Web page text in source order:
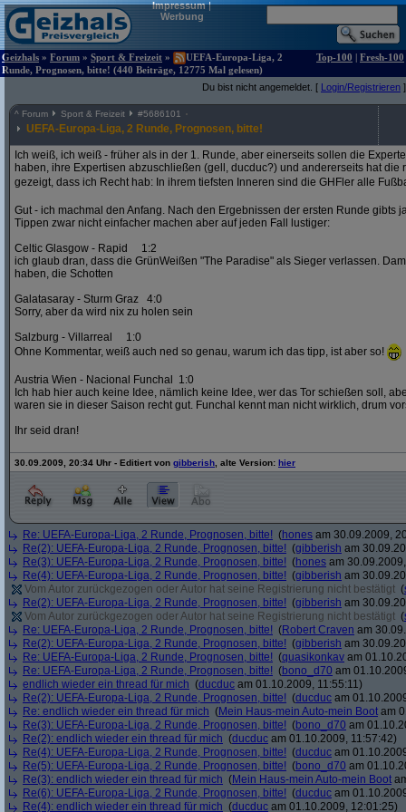
Impressum|
Werbung
Geizhals » Forum » Sport & Freizeit »
UEFA-Europa-Liga, 2
Runde, Prognosen, bitte! (440 Beiträge, 12775 Mal gelesen)
Top-100 | Fresh-100
Du bist nicht angemeldet. [ Login/Registrieren ]
^ Forum Sport & Freizeit #5686101
UEFA-Europa-Liga, 2 Runde, Prognosen, bitte!
Ich weiß, ich weiß - früher als in der 1. Runde, aber einerseits sollen die
haben, ihre Expertisen abzuschließen (gell, ducduc?) und andererseits hat die
gezeigt, dass ich Recht hab: In ihrem tiefsten Inneren sind die GHFler alle
Gut - ich machmal den Anfang. Nach den Ergebnissen der ersten Runde gibts
Tippen zwar nicht einfacher machen aber auf jeden Fall lustiger:
Celtic Glasgow - Rapid 1:2
ich glaub dran, dass die GrünWeißen "The Paradise" als Sieger verlassen.
haben, die Schotten
Galatasaray - Sturm Graz 4:0
Sorry, aber da wird nix zu holen sein
Salzburg - Villarreal 1:0
Ohne Kommentar, weiß auch ned so genau, warum ich das tipp, ist aber so!
Austria Wien - Nacional Funchal 1:0
Ich hab hier auch keine Idee, nämlich keine Idee, wer das Tor schießen soll,
waren sie in dieser Saison recht gut. Funchal kennt man nicht wirklich, drum
Ihr seid dran!
30.09.2009, 20:34 Uhr - Editiert von gibberish , alte Version: hier
Re: UEFA-Europa-Liga, 2 Runde, Prognosen, bitte! (hones am 30.09.2009,
Re(2): UEFA-Europa-Liga, 2 Runde, Prognosen, bitte! (gibberish am
Re(3): UEFA-Europa-Liga, 2 Runde, Prognosen, bitte! (hones am
Re(4): UEFA-Europa-Liga, 2 Runde, Prognosen, bitte! (gibberish am
Vom Autor zurückgezogen oder Autor hat seine Registrierung nicht bestätigt (
Re(2): UEFA-Europa-Liga, 2 Runde, Prognosen, bitte! (gibberish am
Vom Autor zurückgezogen oder Autor hat seine Registrierung nicht bestätigt (
Re: UEFA-Europa-Liga, 2 Runde, Prognosen, bitte! (Robert Craven am
Re(2): UEFA-Europa-Liga, 2 Runde, Prognosen, bitte! (gibberish am
Re: UEFA-Europa-Liga, 2 Runde, Prognosen, bitte! (quasikonkav am
Re: UEFA-Europa-Liga, 2 Runde, Prognosen, bitte! (bono_d70 am
endlich wieder ein thread für mich (ducduc am 01.10.2009, 11:55:11)
Re(2): UEFA-Europa-Liga, 2 Runde, Prognosen, bitte! (ducduc am
Re: endlich wieder ein thread für mich (Mein Haus-mein Auto-mein Boot am
Re(3): UEFA-Europa-Liga, 2 Runde, Prognosen, bitte! (bono_d70 am
Re(2): endlich wieder ein thread für mich (ducduc am 01.10.2009, 11:57:42)
Re(4): UEFA-Europa-Liga, 2 Runde, Prognosen, bitte! (ducduc am
Re(5): UEFA-Europa-Liga, 2 Runde, Prognosen, bitte! (bono_d70 am
Re(3): endlich wieder ein thread für mich (Mein Haus-mein Auto-mein Boot
Re(6): UEFA-Europa-Liga, 2 Runde, Prognosen, bitte! (ducduc am
Re(4): endlich wieder ein thread für mich (ducduc am 01.10.2009, 12:01:25)